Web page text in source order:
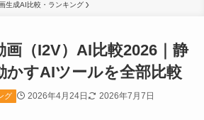
生成AI比較・ランキング
（I2V）AI比較2026｜静
かすAIツールを全部比較
グ 2026年4月24日 2026年7月7日